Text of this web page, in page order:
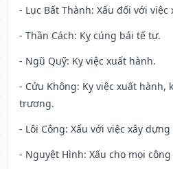
- Lục Bất Thành: Xấu đối với việc
- Thần Cách: Kỵ cúng bái tế tự.
- Ngũ Quỹ: Kỵ việc xuất hành.
- Cửu Không: Kỵ việc xuất hành,
trương.
- Lôi Công: Xấu với việc xây
- Nguyệt Hình: Xấu cho mọi công